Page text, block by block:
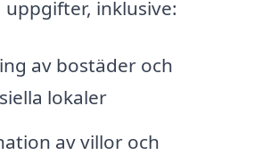
inklusive:
av bostäder och
lokaler
av villor och